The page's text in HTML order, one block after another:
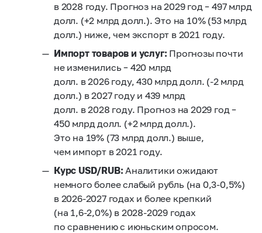
в 2028 году. Прогноз на 2029 год – 497 млрд
долл. (+2 млрд долл.). Это на 10% (53 млрд
долл.) ниже, чем экспорт в 2021 году.
Импорт товаров и услуг: Прогнозы почти
не изменились – 420 млрд
долл. в 2026 году, 430 млрд долл. (-2 млрд
долл.) в 2027 году и 439 млрд
долл. в 2028 году. Прогноз на 2029 год –
450 млрд долл. (+2 млрд долл.).
Это на 19% (73 млрд долл.) выше,
чем импорт в 2021 году.
Курс USD/RUB: Аналитики ожидают
немного более слабый рубль (на 0,3-0,5%)
в 2026-2027годах и более крепкий
(на 1,6-2,0%) в 2028-2029 годах
по сравнению с июньским опросом.